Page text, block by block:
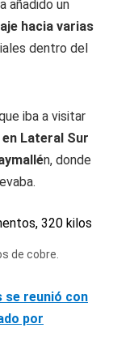
añadido un
hacia varias
dentro del
iba a visitar
Lateral Sur
n, donde
de cobre.
se reunió con
por